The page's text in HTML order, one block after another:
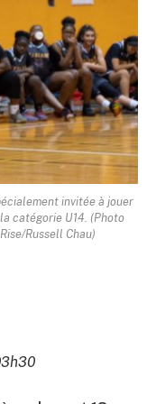
invitée à jouer
catégorie U14. (Photo
Russell Chau)